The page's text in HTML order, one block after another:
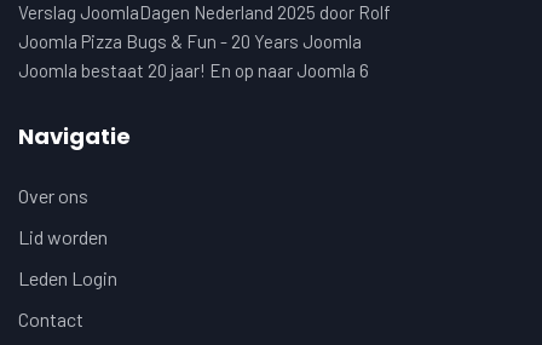
Verslag JoomlaDagen Nederland 2025 door Rolf
Joomla Pizza Bugs & Fun - 20 Years Joomla
Joomla bestaat 20 jaar! En op naar Joomla 6
Navigatie
Over ons
Lid worden
Leden Login
Contact